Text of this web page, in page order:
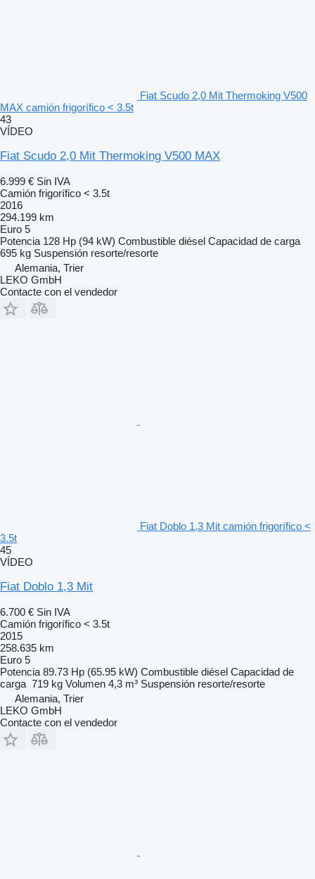
Fiat Scudo 2,0 Mit Thermoking V500
MAX camión frigorífico < 3.5t
43
VÍDEO
Fiat Scudo 2,0 Mit Thermoking V500 MAX
6.999 € Sin IVA
Camión frigorífico < 3.5t
2016
294.199 km
Euro 5
Potencia 128 Hp (94 kW) Combustible diésel Capacidad de carga
695 kg Suspensión resorte/resorte
Alemania, Trier
LEKO GmbH
Contacte con el vendedor
Fiat Doblo 1,3 Mit camión frigorífico <
3.5t
45
VÍDEO
Fiat Doblo 1,3 Mit
6.700 € Sin IVA
Camión frigorífico < 3.5t
2015
258.635 km
Euro 5
Potencia 89.73 Hp (65.95 kW) Combustible diésel Capacidad de
carga 719 kg Volumen 4,3 m³ Suspensión resorte/resorte
Alemania, Trier
LEKO GmbH
Contacte con el vendedor